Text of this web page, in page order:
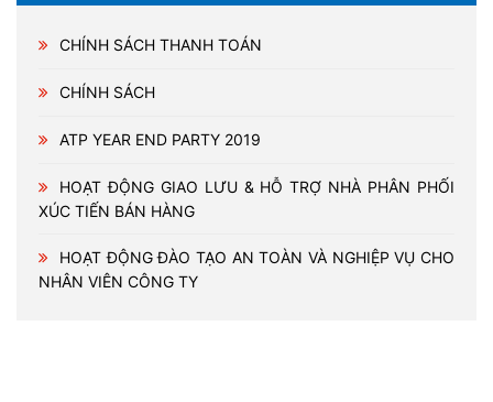
CHÍNH SÁCH THANH TOÁN
CHÍNH SÁCH
ATP YEAR END PARTY 2019
HOẠT ĐỘNG GIAO LƯU & HỖ TRỢ NHÀ PHÂN PHỐI
XÚC TIẾN BÁN HÀNG
HOẠT ĐỘNG ĐÀO TẠO AN TOÀN VÀ NGHIỆP VỤ CHO
NHÂN VIÊN CÔNG TY